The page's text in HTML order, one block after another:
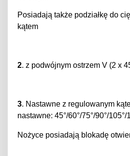
Posiadają także podziałkę do
kątem
2. z podwójnym ostrzem V (2 x
3. Nastawne z regulowanym
nastawne: 45°/60°/75°/90°/105°/
Nożyce posiadają blokadę